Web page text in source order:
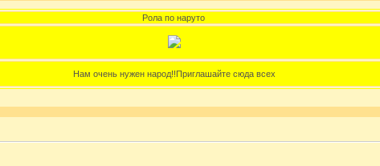
Рола по наруто
Нам очень нужен народ!!Приглашайте сюда всех